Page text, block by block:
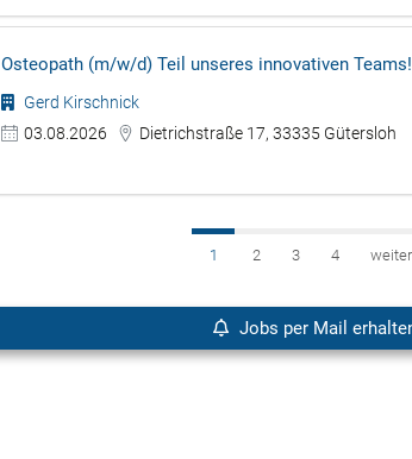
Osteopath (m/w/d) Teil unseres innovativen Teams!
Gerd Kirschnick
03.08.2026
Dietrichstraße 17, 33335 Gütersloh
1 2 3 4 weiter
Jobs per Mail